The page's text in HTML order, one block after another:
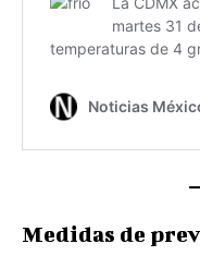
Medidas de